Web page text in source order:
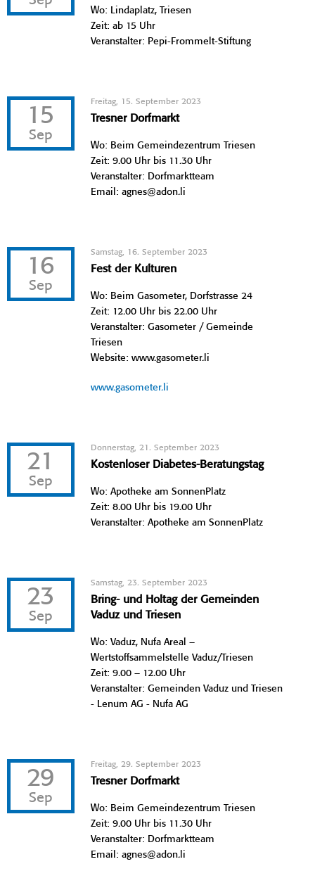
Wo: Lindaplatz, Triesen
Zeit: ab 15 Uhr
Veranstalter: Pepi-Frommelt-Stiftung
15
Sep
Freitag, 15. September 2023
Tresner Dorfmarkt
Wo: Beim Gemeindezentrum Triesen
Zeit: 9.00 Uhr bis 11.30 Uhr
Veranstalter: Dorfmarktteam
Email: agnes@adon.li
16
Sep
Samstag, 16. September 2023
Fest der Kulturen
Wo: Beim Gasometer, Dorfstrasse 24
Zeit: 12.00 Uhr bis 22.00 Uhr
Veranstalter: Gasometer / Gemeinde
Triesen
Website: www.gasometer.li
www.gasometer.li
21
Sep
Donnerstag, 21. September 2023
Kostenloser Diabetes-Beratungstag
Wo: Apotheke am SonnenPlatz
Zeit: 8.00 Uhr bis 19.00 Uhr
Veranstalter: Apotheke am SonnenPlatz
23
Sep
Samstag, 23. September 2023
Bring- und Holtag der Gemeinden
Vaduz und Triesen
Wo: Vaduz, Nufa Areal –
Wertstoffsammelstelle Vaduz/Triesen
Zeit: 9.00 – 12.00 Uhr
Veranstalter: Gemeinden Vaduz und Triesen
- Lenum AG - Nufa AG
29
Sep
Freitag, 29. September 2023
Tresner Dorfmarkt
Wo: Beim Gemeindezentrum Triesen
Zeit: 9.00 Uhr bis 11.30 Uhr
Veranstalter: Dorfmarktteam
Email: agnes@adon.li